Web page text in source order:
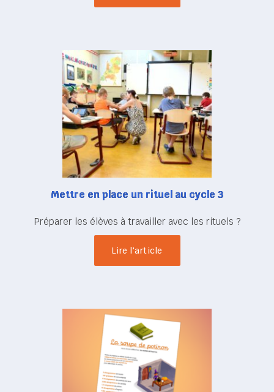
Mettre en place un rituel au cycle 3
Préparer les élèves à travailler avec les rituels ?
Lire l'article